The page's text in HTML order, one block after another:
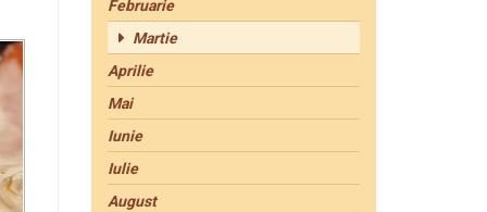
Februarie
Martie
Aprilie
Mai
Iunie
Iulie
August